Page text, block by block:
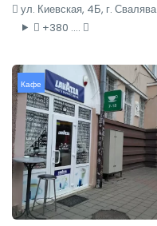
ул. Киевская, 4Б, г. Свалява
+380 ....
Кафе